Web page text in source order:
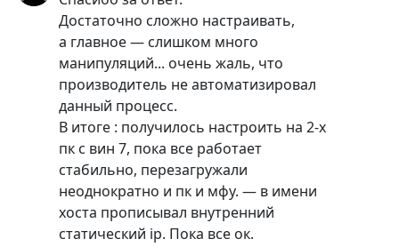
Достаточно сложно настраивать,
а главное — слишком много
манипуляций... очень жаль, что
производитель не автоматизировал
данный процесс.
В итоге : получилось настроить на 2-х
пк с вин 7, пока все работает
стабильно, перезагружали
неоднократно и пк и мфу. — в имени
хоста прописывал внутренний
статический ip. Пока все ок.